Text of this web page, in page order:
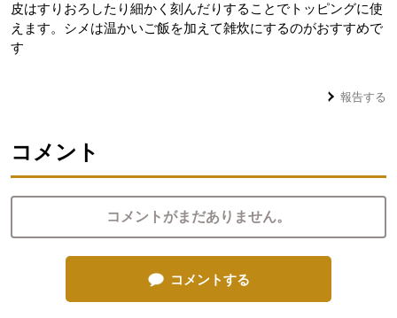
皮はすりおろしたり細かく刻んだりすることでトッピングに使
えます。シメは温かいご飯を加えて雑炊にするのがおすすめで
す
報告する
コメント
コメントがまだありません。
コメントする